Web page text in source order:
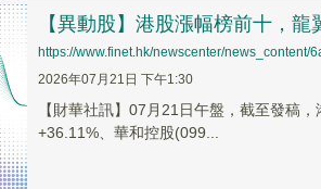
【異動股】港股漲幅榜前十，
https://www.finet.hk/newscenter/news_content/
2026年07月21日 下午1:30
【財華社訊】07月21日午盤，截至發稿
+36.11%、華和控股(099...